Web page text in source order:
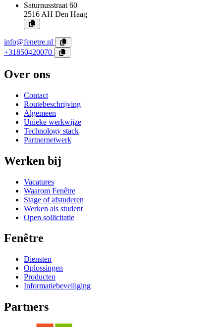
Saturnusstraat 60
2516 AH Den Haag
info@fenetre.nl
+31850420070
Over ons
Contact
Routebeschrijving
Algemeen
Unieke werkwijze
Technology stack
Partnernetwerk
Werken bij
Vacatures
Waarom Fenêtre
Stage of afstuderen
Werken als student
Open sollicitatie
Fenêtre
Diensten
Oplossingen
Producten
Informatiebeveiliging
Partners